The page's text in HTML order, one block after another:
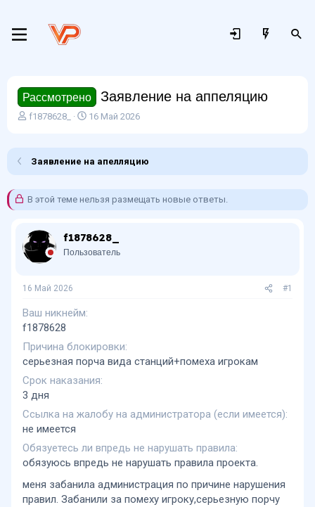
Рассмотрено Заявление на аппеляцию
А
р
м
f1878628_
Д
н
а
16 Май 2026
Заявление на апелляцию
В этой теме нельзя размещать новые ответы.
f1878628_
Пользователь
16 Май 2026 #1
Ваш никнейм
f1878628
Причина блокировки
серьезная порча вида станций+помеха игрокам
Срок наказания
3 дня
Ссылка на жалобу на администратора (если имеется)
не имеется
Обязуетесь ли впредь не нарушать правила
обязуюсь впредь не нарушать правила проекта.
меня забанила администрация по причине нарушения
правил. Забанили за помеху игроку,серьезную порчу